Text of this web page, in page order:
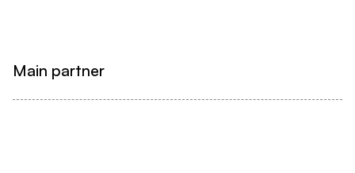
Main partner